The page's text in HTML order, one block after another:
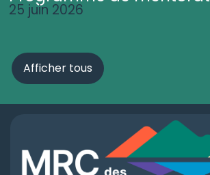
25 juin 2026
Afficher tous